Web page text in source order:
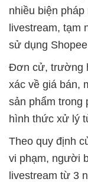
nhiều biện
livestream, tạm
sử dụng
Đơn cử, trường
xác về giá bán,
sản phẩm trong
hình thức xử lý
Theo quy định
vi phạm, người
livestream từ 3